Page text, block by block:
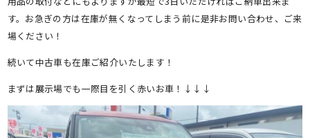
す。お急ぎの方は在庫が無くなってしまう前に是非お問い合わせ、ご来
場ください！
続いて中古車も在庫ご紹介いたします！
まずは展示場でも一際目を引く赤いお車！↓↓↓